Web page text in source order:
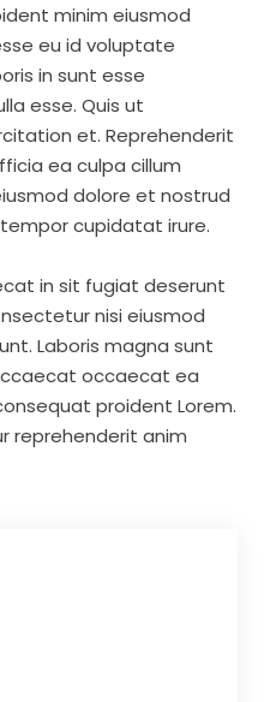
minim eiusmod
eu id voluptate
in sunt esse
esse. Quis ut
et. Reprehenderit
ea culpa cillum
dolore et nostrud
cupidatat irure.
in sit fugiat deserunt
nisi eiusmod
Laboris magna sunt
occaecat ea
proident Lorem.
reprehenderit anim